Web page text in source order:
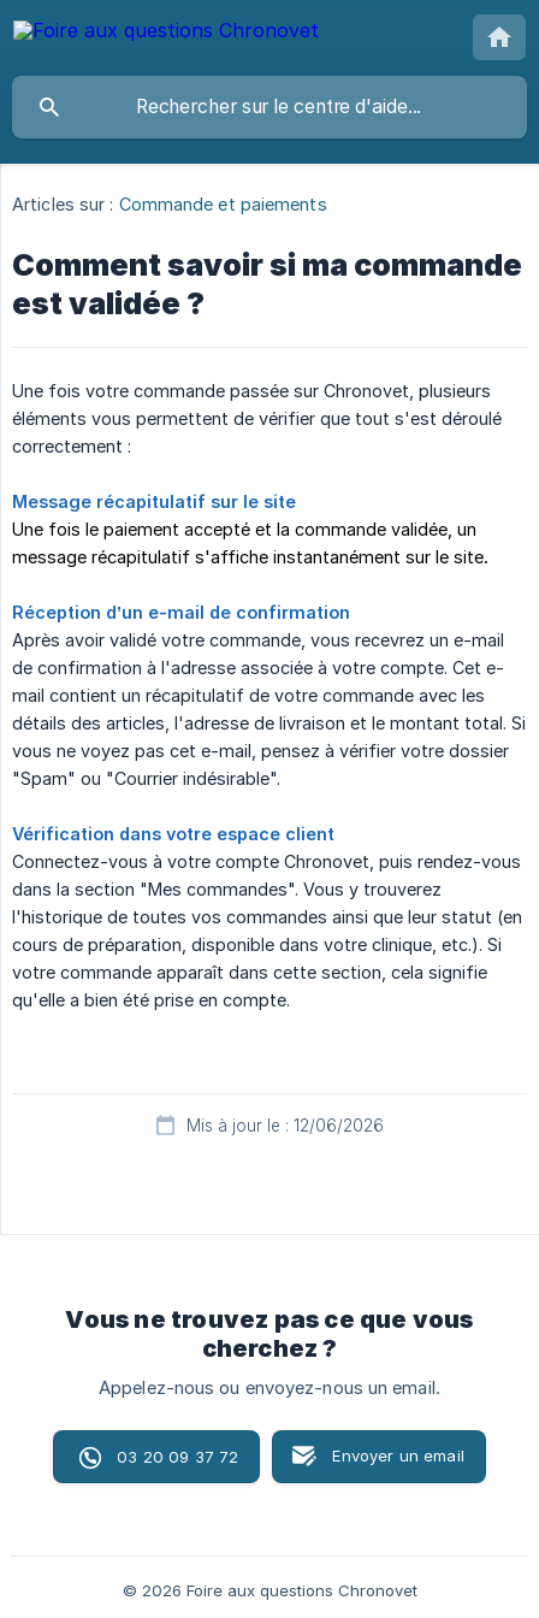
Articles sur : Commande et paiements
Comment savoir si ma commande
est validée ?
Une fois votre commande passée sur Chronovet, plusieurs
éléments vous permettent de vérifier que tout s'est déroulé
correctement :
Message récapitulatif sur le site
Une fois le paiement accepté et la commande validée, un
message récapitulatif s'affiche instantanément sur le site.
Réception d’un e-mail de confirmation
Après avoir validé votre commande, vous recevrez un e-mail
de confirmation à l'adresse associée à votre compte. Cet e-
mail contient un récapitulatif de votre commande avec les
détails des articles, l'adresse de livraison et le montant total. Si
vous ne voyez pas cet e-mail, pensez à vérifier votre dossier
"Spam" ou "Courrier indésirable".
Vérification dans votre espace client
Connectez-vous à votre compte Chronovet, puis rendez-vous
dans la section "Mes commandes". Vous y trouverez
l'historique de toutes vos commandes ainsi que leur statut (en
cours de préparation, disponible dans votre clinique, etc.). Si
votre commande apparaît dans cette section, cela signifie
qu'elle a bien été prise en compte.
Mis à jour le : 12/06/2026
Vous ne trouvez pas ce que vous
cherchez ?
Appelez-nous ou envoyez-nous un email.
03 20 09 37 72 Envoyer un email
© 2026 Foire aux questions Chronovet